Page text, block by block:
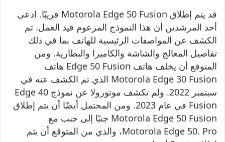
قد يتم إطلاق Motorola Edge 50 Fusion قريبًا. ادعى
أحد المرشدين أن هذا النموذج المزعوم قيد العمل. تم
الكشف عن المواصفات الرئيسية للهاتف بما في ذلك
تفاصيل المعالج والشاشة والكاميرا والبطارية. ومن
المتوقع أن يخلف هاتف Edge 50 Fusion هاتف
Motorola Edge 30 Fusion الذي تم الكشف عنه في
سبتمبر 2022. ولم تكشف موتورولا عن نموذج Edge 40
Fusion في عام 2023. ومن المحتمل أيضًا أن يتم إطلاق
Motorola Edge 50 Fusion جنبًا إلى جنب مع
Motorola Edge 50. Pro، والذي من المتوقع أن يتم